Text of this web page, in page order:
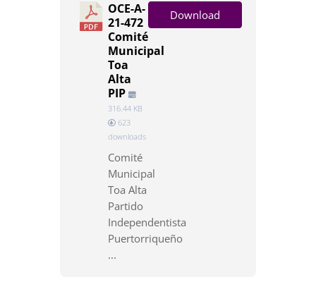
OCE-A-
21-472
Comité
Municipal
Toa
Alta
PIP
316.44 KB
623
downloads
Comité
Municipal
Toa Alta
Partido
Independentista
Puertorriqueño
...
Download